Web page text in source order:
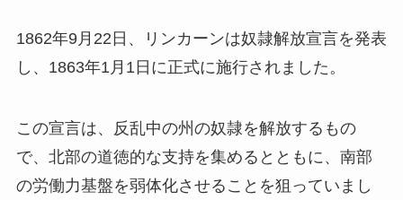
1862年9月22日、リンカーンは奴隷解放宣言を発表
し、1863年1月1日に正式に施行されました。
この宣言は、反乱中の州の奴隷を解放するもの
で、北部の道徳的な支持を集めるとともに、南部
の労働力基盤を弱体化させることを狙っていまし